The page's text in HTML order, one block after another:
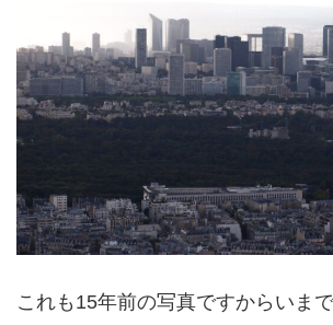
これも15年前の写真ですからいま